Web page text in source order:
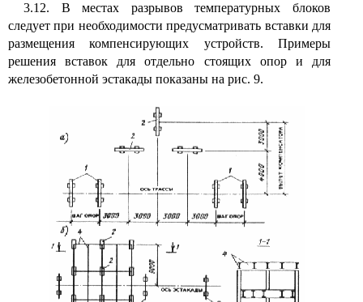
3.12. В местах разрывов температурных блоков
следует при необходимости предусматривать вставки для
размещения компенсирующих устройств. Примеры
решения вставок для отдельно стоящих опор и для
железобетонной эстакады показаны на рис. 9.